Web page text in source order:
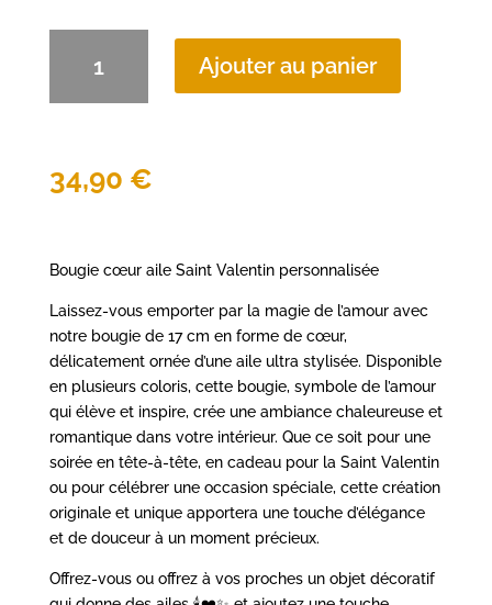
Valentin
Ajouter au panier
34,90 €
Bougie cœur aile Saint Valentin personnalisée
Laissez-vous emporter par la magie de l’amour avec
notre bougie de 17 cm en forme de cœur,
délicatement ornée d’une aile ultra stylisée. Disponible
en plusieurs coloris, cette bougie, symbole de l’amour
qui élève et inspire, crée une ambiance chaleureuse et
romantique dans votre intérieur. Que ce soit pour une
soirée en tête-à-tête, en cadeau pour la Saint Valentin
ou pour célébrer une occasion spéciale, cette création
originale et unique apportera une touche d’élégance
et de douceur à un moment précieux.
Offrez-vous ou offrez à vos proches un objet décoratif